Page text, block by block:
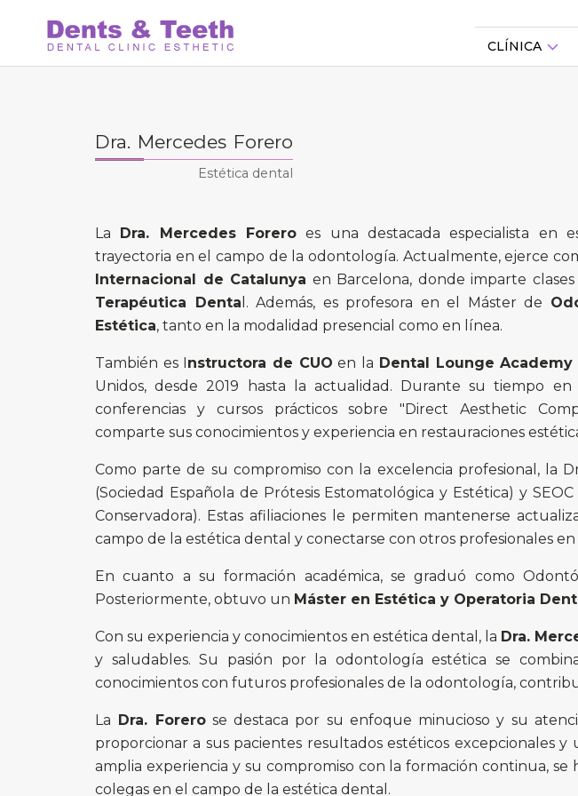
CLÍNICA
Dra. Mercedes Forero
Estética dental
La Dra. Mercedes Forero es una destacada especialista en
trayectoria en el campo de la odontología. Actualmente, ejerce
Internacional de Catalunya en Barcelona, donde imparte
Terapéutica Denta l. Además, es profesora en el Máster de
Estética, tanto en la modalidad presencial como en línea.
También es Instructora de CUO en la Dental Lounge Academy
Unidos, desde 2019 hasta la actualidad. Durante su tiempo en
conferencias y cursos prácticos sobre "Direct Aesthetic
comparte sus conocimientos y experiencia en restauraciones
Como parte de su compromiso con la excelencia profesional, la
(Sociedad Española de Prótesis Estomatológica y Estética) y
Conservadora). Estas afiliaciones le permiten mantenerse
campo de la estética dental y conectarse con otros profesionales en
En cuanto a su formación académica, se graduó como
Posteriormente, obtuvo un Máster en Estética y Operatoria
Con su experiencia y conocimientos en estética dental, la Dra.
y saludables. Su pasión por la odontología estética se
conocimientos con futuros profesionales de la odontología,
La Dra. Forerose destaca por su enfoque minucioso y su
proporcionar a sus pacientes resultados estéticos excepcionales
amplia experiencia y su compromiso con la formación continua,
colegas en el campo de la estética dental.